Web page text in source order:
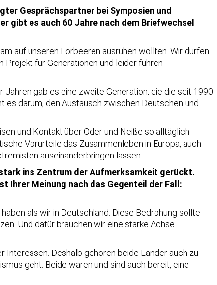
Gesprächspartner bei Symposien und
gibt es auch 60 Jahre nach dem Briefwechsel
auf unseren Lorbeeren ausruhen wollten. Wir dürfen
Projekt für Generationen und leider führen
gab es eine zweite Generation, die die seit 1990
es darum, den Austausch zwischen Deutschen und
und Kontakt über Oder und Neiße so alltäglich
Vorurteile das Zusammenleben in Europa, auch
auseinanderbringen lassen.
ins Zentrum der Aufmerksamkeit gerückt.
Ihrer Meinung nach das Gegenteil der Fall:
als wir in Deutschland. Diese Bedrohung sollte
Und dafür brauchen wir eine starke Achse
Deshalb gehören beide Länder auch zu
geht. Beide waren und sind auch bereit, eine